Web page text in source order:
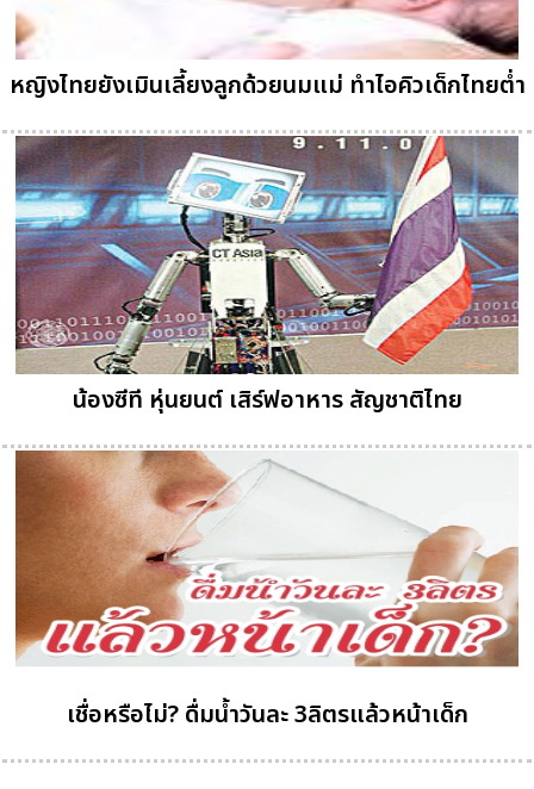
หญิงไทยยังเมินเลี้ยงลูกด้วยนมแม่ ทำไอคิวเด็กไทยต่ำ
น้องซีที หุ่นยนต์ เสิร์ฟอาหาร สัญชาติไทย
เชื่อหรือไม่? ดื่มน้ำวันละ 3ลิตรแล้วหน้าเด็ก